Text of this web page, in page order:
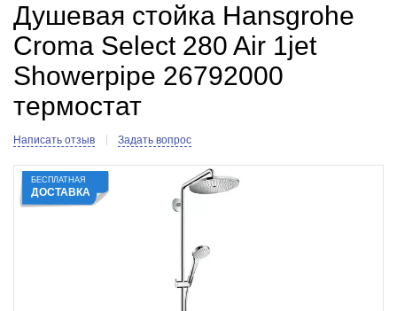
Душевая стойка Hansgrohe
Croma Select 280 Air 1jet
Showerpipe 26792000
термостат
Написать отзыв Задать вопрос
БЕСПЛАТНАЯ
ДОСТАВКА